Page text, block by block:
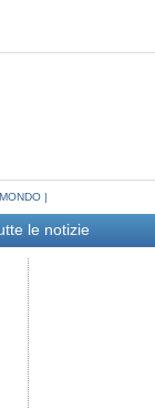
MONDO |
le notizie